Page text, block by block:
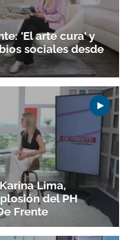
ACEPTAR
'El arte cura' y
sociales desde
Lima,
del PH
Frente